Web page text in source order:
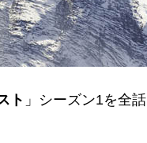
ト 」シーズン1を全